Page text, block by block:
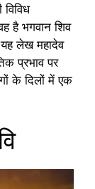
है भगवान शिव
यह लेख महादेव
प्रभाव पर
के दिलों में एक